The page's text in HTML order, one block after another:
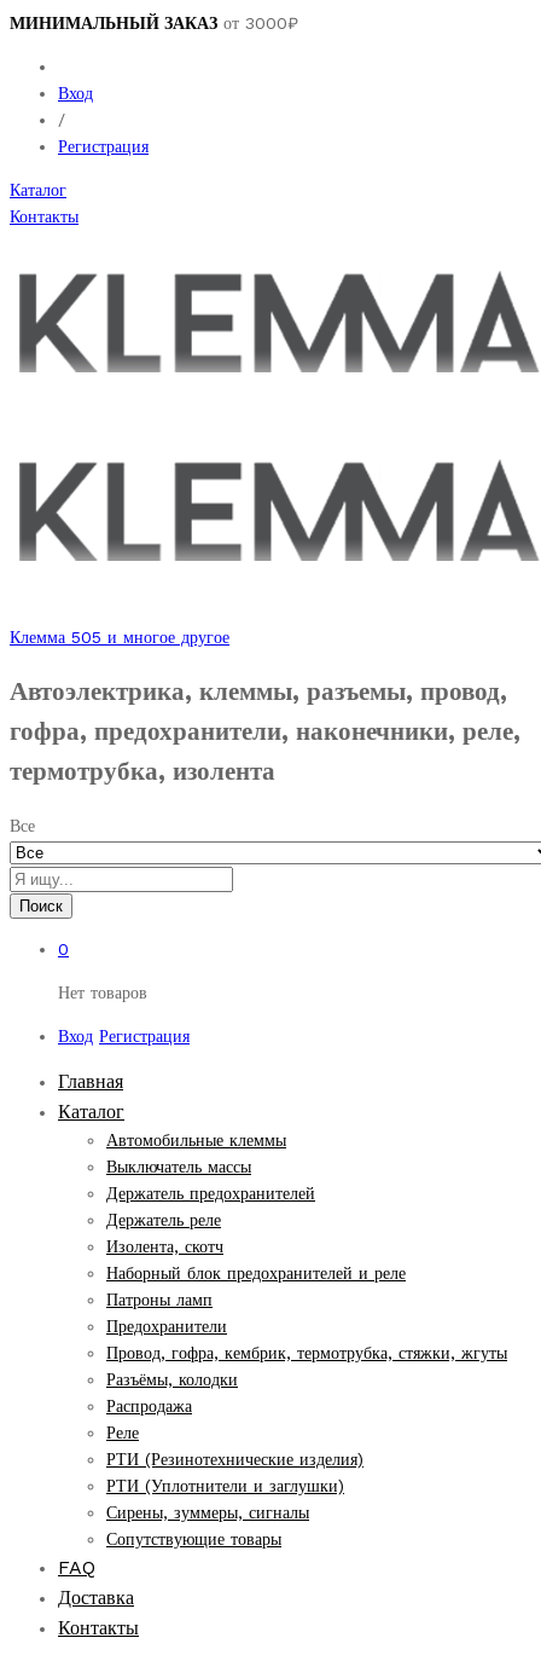
МИНИМАЛЬНЫЙ ЗАКАЗ от 3000₽
Вход
/
Регистрация
Каталог
Контакты
Клемма 505 и многое другое
Автоэлектрика, клеммы, разъемы, провод,
гофра, предохранители, наконечники, реле,
термотрубка, изолента
Все
Поиск
0
Нет товаров
Вход Регистрация
Главная
Каталог
Автомобильные клеммы
Выключатель массы
Держатель предохранителей
Держатель реле
Изолента, скотч
Наборный блок предохранителей и реле
Патроны ламп
Предохранители
Провод, гофра, кембрик, термотрубка, стяжки, жгуты
Разъёмы, колодки
Распродажа
Реле
РТИ (Резинотехнические изделия)
РТИ (Уплотнители и заглушки)
Сирены, зуммеры, сигналы
Сопутствующие товары
FAQ
Доставка
Контакты